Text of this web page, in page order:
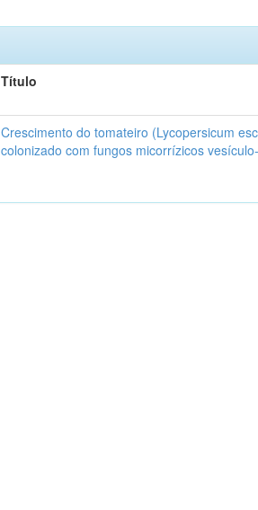
Título
Crescimento do tomateiro (Lycopersicum
colonizado com fungos micorrízicos